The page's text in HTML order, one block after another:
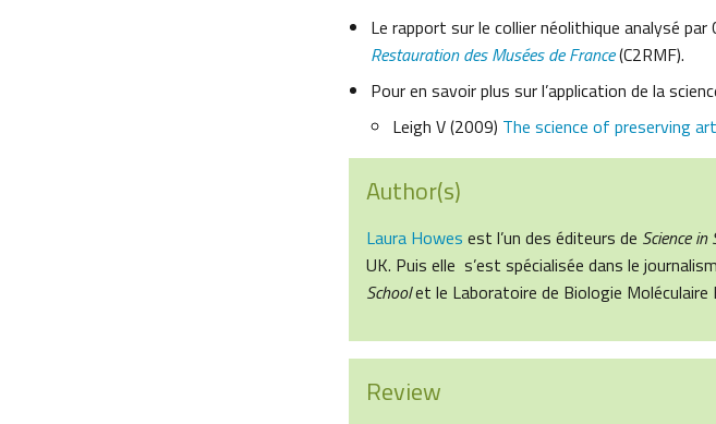
Le rapport sur le collier néolithique analysé
Restauration des Musées de France(C2RMF).
Pour en savoir plus sur l’application de la
Leigh V (2009) The science of preserving art
Author(s)
Laura Howes est l’un des éditeurs de Science in
UK. Puis elle s’est spécialisée dans le
Schoolet le Laboratoire de Biologie Moléculaire
Review